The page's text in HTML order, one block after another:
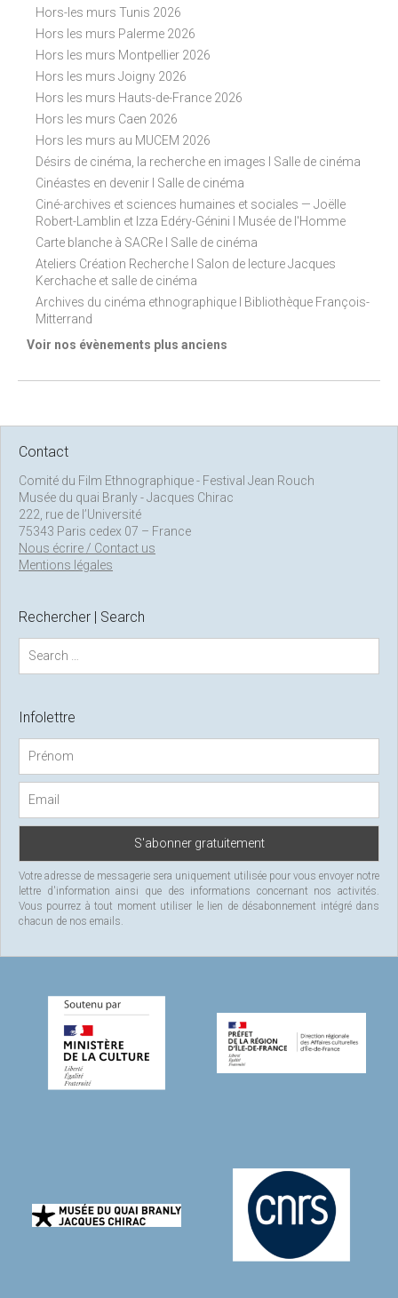
Hors-les murs Tunis 2026
Hors les murs Palerme 2026
Hors les murs Montpellier 2026
Hors les murs Joigny 2026
Hors les murs Hauts-de-France 2026
Hors les murs Caen 2026
Hors les murs au MUCEM 2026
Désirs de cinéma, la recherche en images I Salle de cinéma
Cinéastes en devenir I Salle de cinéma
Ciné-archives et sciences humaines et sociales — Joëlle
Robert-Lamblin et Izza Edéry-Génini I Musée de l'Homme
Carte blanche à SACRe I Salle de cinéma
Ateliers Création Recherche I Salon de lecture Jacques
Kerchache et salle de cinéma
Archives du cinéma ethnographique I Bibliothèque François-
Mitterrand
Voir nos évènements plus anciens
Contact
Comité du Film Ethnographique - Festival Jean Rouch
Musée du quai Branly - Jacques Chirac
222, rue de l’Université
75343 Paris cedex 07 – France
Nous écrire / Contact us
Mentions légales
Rechercher | Search
a
c
r
Infolettre
Votre adresse de messagerie sera uniquement utilisée pour vous envoyer notre
lettre d'information ainsi que des informations concernant nos activités.
Vous pourrez à tout moment utiliser le lien de désabonnement intégré dans
chacun de nos emails.